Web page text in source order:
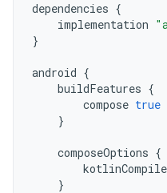
dependencies {
implementation
}
android {
buildFeatures {
compose true
}
composeOptions {
}